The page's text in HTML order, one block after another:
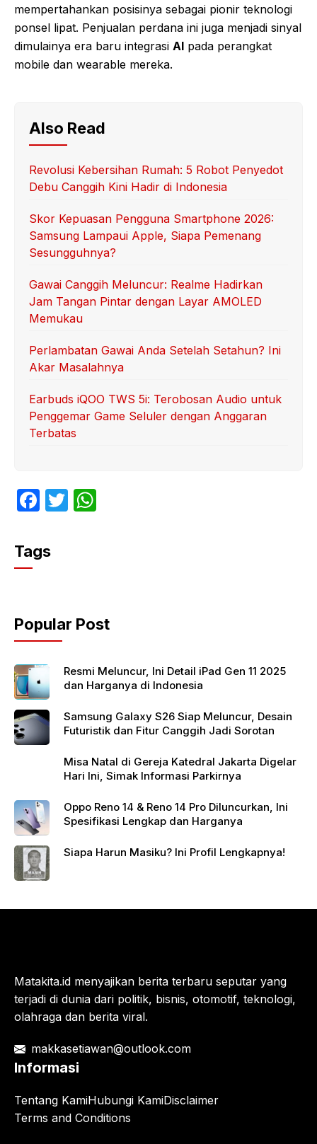
mempertahankan posisinya sebagai pionir teknologi
ponsel lipat. Penjualan perdana ini juga menjadi sinyal
dimulainya era baru integrasi AI pada perangkat
mobile dan wearable mereka.
Also Read
Revolusi Kebersihan Rumah: 5 Robot Penyedot
Debu Canggih Kini Hadir di Indonesia
Skor Kepuasan Pengguna Smartphone 2026:
Samsung Lampaui Apple, Siapa Pemenang
Sesungguhnya?
Gawai Canggih Meluncur: Realme Hadirkan
Jam Tangan Pintar dengan Layar AMOLED
Memukau
Perlambatan Gawai Anda Setelah Setahun? Ini
Akar Masalahnya
Earbuds iQOO TWS 5i: Terobosan Audio untuk
Penggemar Game Seluler dengan Anggaran
Terbatas
F
c
e
o
o
k
T
p
p
Tags
Popular Post
Resmi Meluncur, Ini Detail iPad Gen 11 2025
dan Harganya di Indonesia
Samsung Galaxy S26 Siap Meluncur, Desain
Futuristik dan Fitur Canggih Jadi Sorotan
Misa Natal di Gereja Katedral Jakarta Digelar
Hari Ini, Simak Informasi Parkirnya
Oppo Reno 14 & Reno 14 Pro Diluncurkan, Ini
Spesifikasi Lengkap dan Harganya
Siapa Harun Masiku? Ini Profil Lengkapnya!
Matakita.id menyajikan berita terbaru seputar yang
terjadi di dunia dari politik, bisnis, otomotif, teknologi,
olahraga dan berita viral.
makkasetiawan@outlook.com
Informasi
Tentang KamiHubungi KamiDisclaimer
Terms and Conditions